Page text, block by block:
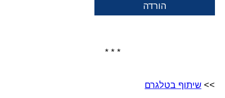
הורדה
* * *
>> שיתוף בטלגרם